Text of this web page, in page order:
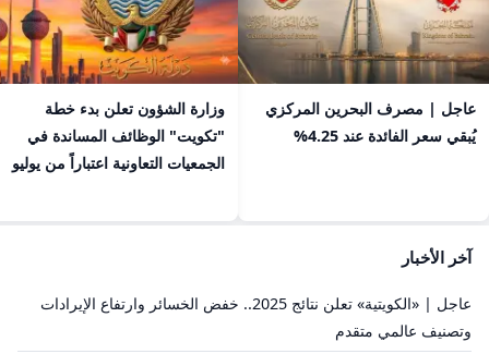
عاجل | مصرف البحرين المركزي
يُبقي سعر الفائدة عند 4.25%
​وزارة الشؤون تعلن بدء خطة
"تكويت" الوظائف المساندة في
الجمعيات التعاونية اعتباراً من يوليو
آخر الأخبار
عاجل | «الكويتية» تعلن نتائج 2025.. خفض الخسائر وارتفاع الإيرادات
وتصنيف عالمي متقدم